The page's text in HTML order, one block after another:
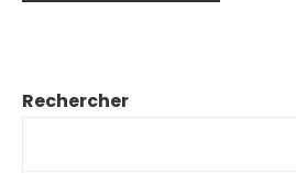
Rechercher